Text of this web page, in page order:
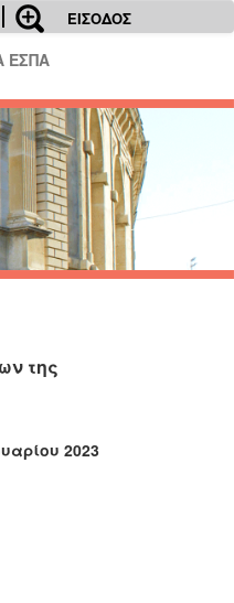
ΕΙΣΟΔΟΣ
ΕΣΠΑ
της
2023